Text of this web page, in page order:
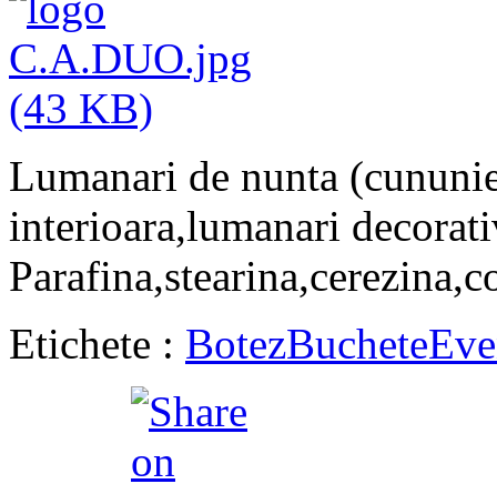
Lumanari de nunta
interioara,lumanari
Etichete : BotezBuchete